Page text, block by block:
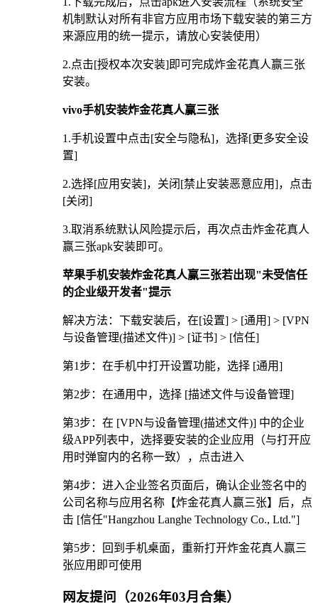
机制默认对所有非官方应用市场下载安装的第三方
来源应用的统一提示，请放心安装使用）
2.点击[授权本次安装]即可完成炸金花真人赢三张
安装。
vivo手机安装炸金花真人赢三张
1.手机设置中点击[安全与隐私]，选择[更多安全设
置]
2.选择[应用安装]，关闭[禁止安装恶意应用]，点击
[关闭]
3.取消系统默认风险提示后，再次点击炸金花真人
赢三张apk安装即可。
苹果手机安装炸金花真人赢三张若出现"未受信任
的企业级开发者"提示
解决方法：下载安装后，在[设置] > [通用] > [VPN
与设备管理(描述文件)] > [证书] > [信任]
第1步：在手机中打开设置功能，选择 [通用]
第2步：在通用中，选择 [描述文件与设备管理]
第3步：在 [VPN与设备管理(描述文件)] 中的企业
级APP列表中，选择要安装的企业应用（与打开应
用时弹窗内的名称一致），点击进入
第4步：进入企业签名页面后，确认企业签名中的
公司名称与应用名称【炸金花真人赢三张】后，点
击 [信任"Hangzhou Langhe Technology Co., Ltd."]
第5步：回到手机桌面，重新打开炸金花真人赢三
张应用即可使用
网友提问（2026年03月合集）